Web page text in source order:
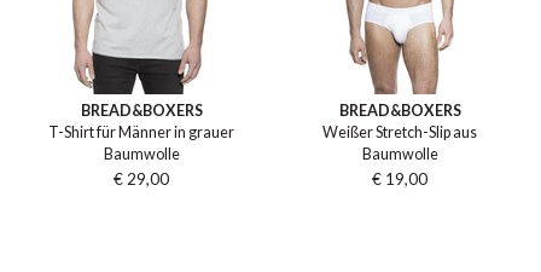
BREAD&BOXERS
T-Shirt für Männer in grauer
Baumwolle
€ 29,00
BREAD&BOXERS
Weißer Stretch-Slip aus
Baumwolle
€ 19,00